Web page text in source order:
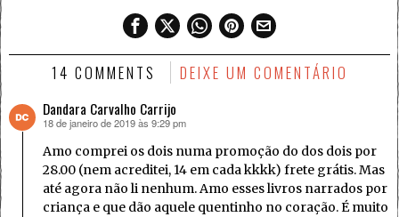
14 COMMENTS DEIXE UM COMENTÁRIO
Dandara Carvalho Carrijo
disse:
18 de janeiro de 2019 às 9:29 pm
Amo comprei os dois numa promoção do dos dois por
28.00 (nem acreditei, 14 em cada kkkk) frete grátis. Mas
até agora não li nenhum. Amo esses livros narrados por
criança e que dão aquele quentinho no coração. É muito